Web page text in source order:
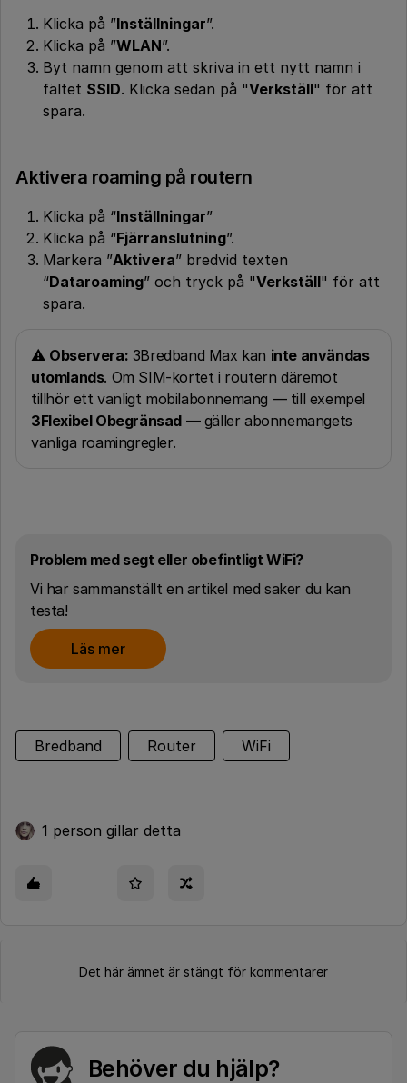
Klicka på ”Inställningar”.
Klicka på ”WLAN”.
Byt namn genom att skriva in ett nytt namn i
fältet SSID. Klicka sedan på "Verkställ" för att
spara.
Aktivera roaming på routern
Klicka på “Inställningar”
Klicka på “Fjärranslutning”.
Markera ”Aktivera” bredvid texten
“Dataroaming” och tryck på "Verkställ" för att
spara.
⚠️ Observera: 3Bredband Max kan inte användas
utomlands. Om SIM-kortet i routern däremot
tillhör ett vanligt mobilabonnemang — till exempel
3Flexibel Obegränsad — gäller abonnemangets
vanliga roamingregler.
Problem med segt eller obefintligt WiFi?
Vi har sammanställt en artikel med saker du kan
testa!
Läs mer
Bredband Router WiFi
1 person gillar detta
Det här ämnet är stängt för kommentarer
Behöver du hjälp?